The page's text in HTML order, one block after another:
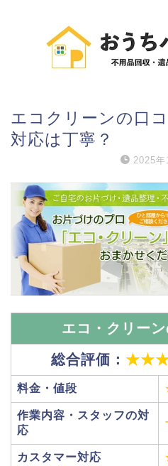
エコクリーンの口
対応は丁寧？
2025年
エコ・クリー
総合評価：
料金・値段
作業内容・スタッフの対
応
カスタマー対応